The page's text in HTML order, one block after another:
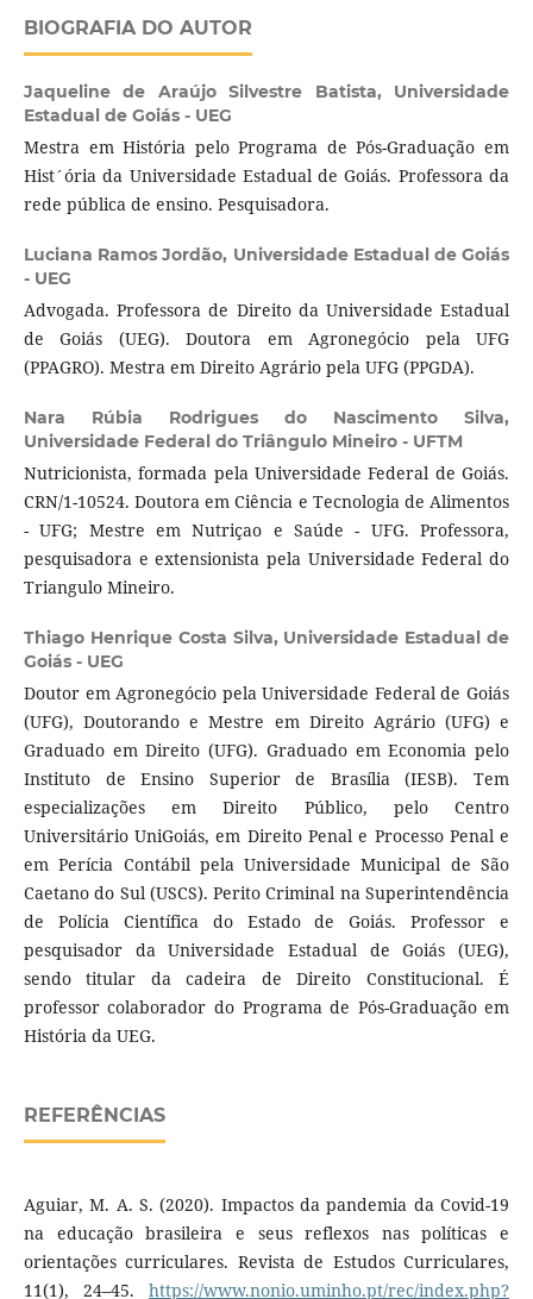
BIOGRAFIA DO AUTOR
Jaqueline de Araújo Silvestre Batista, Universidade
Estadual de Goiás - UEG
Mestra em História pelo Programa de Pós-Graduação em
Hist´ória da Universidade Estadual de Goiás. Professora da
rede pública de ensino. Pesquisadora.
Luciana Ramos Jordão, Universidade Estadual de Goiás
- UEG
Advogada. Professora de Direito da Universidade Estadual
de Goiás (UEG). Doutora em Agronegócio pela UFG
(PPAGRO). Mestra em Direito Agrário pela UFG (PPGDA).
Nara Rúbia Rodrigues do Nascimento Silva,
Universidade Federal do Triângulo Mineiro - UFTM
Nutricionista, formada pela Universidade Federal de Goiás.
CRN/1-10524. Doutora em Ciência e Tecnologia de Alimentos
- UFG; Mestre em Nutriçao e Saúde - UFG. Professora,
pesquisadora e extensionista pela Universidade Federal do
Triangulo Mineiro.
Thiago Henrique Costa Silva, Universidade Estadual de
Goiás - UEG
Doutor em Agronegócio pela Universidade Federal de Goiás
(UFG), Doutorando e Mestre em Direito Agrário (UFG) e
Graduado em Direito (UFG). Graduado em Economia pelo
Instituto de Ensino Superior de Brasília (IESB). Tem
especializações em Direito Público, pelo Centro
Universitário UniGoiás, em Direito Penal e Processo Penal e
em Perícia Contábil pela Universidade Municipal de São
Caetano do Sul (USCS). Perito Criminal na Superintendência
de Polícia Científica do Estado de Goiás. Professor e
pesquisador da Universidade Estadual de Goiás (UEG),
sendo titular da cadeira de Direito Constitucional. É
professor colaborador do Programa de Pós-Graduação em
História da UEG.
REFERÊNCIAS
Aguiar, M. A. S. (2020). Impactos da pandemia da Covid-19
na educação brasileira e seus reflexos nas políticas e
orientações curriculares. Revista de Estudos Curriculares,
11(1), 24–45.https://www.nonio.uminho.pt/rec/index.php?